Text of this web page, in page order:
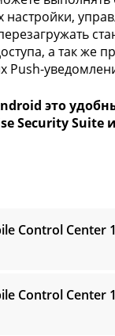
а так же
Push-
это
Security Suite
Control Center
Control Center